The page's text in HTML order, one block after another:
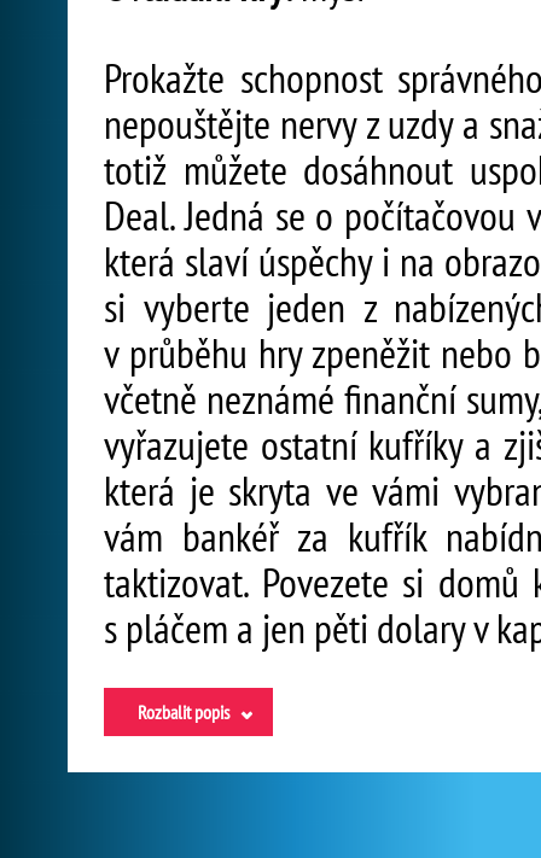
Prokažte schopnost
nepouštějte nervy z uzdy a
totiž můžete dosáhnout
Deal. Jedná se o
která slaví úspěchy i na
si vyberte jeden z
v průběhu hry zpeněžit nebo
včetně neznámé finanční
vyřazujete ostatní kufříky a
která je skryta ve vámi
vám bankéř za kufřík
taktizovat. Povezete si
s pláčem a jen pěti dolary v
Rozbalit popis